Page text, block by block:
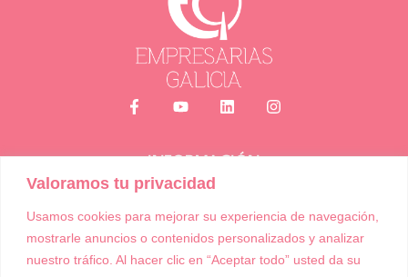
Valoramos tu privacidad
Usamos cookies para mejorar su experiencia de navegación,
mostrarle anuncios o contenidos personalizados y analizar
nuestro tráfico. Al hacer clic en “Aceptar todo” usted da su
Política de Cookies
Política de Privacidad
Términos y condiciones de compra
Accesibilidad